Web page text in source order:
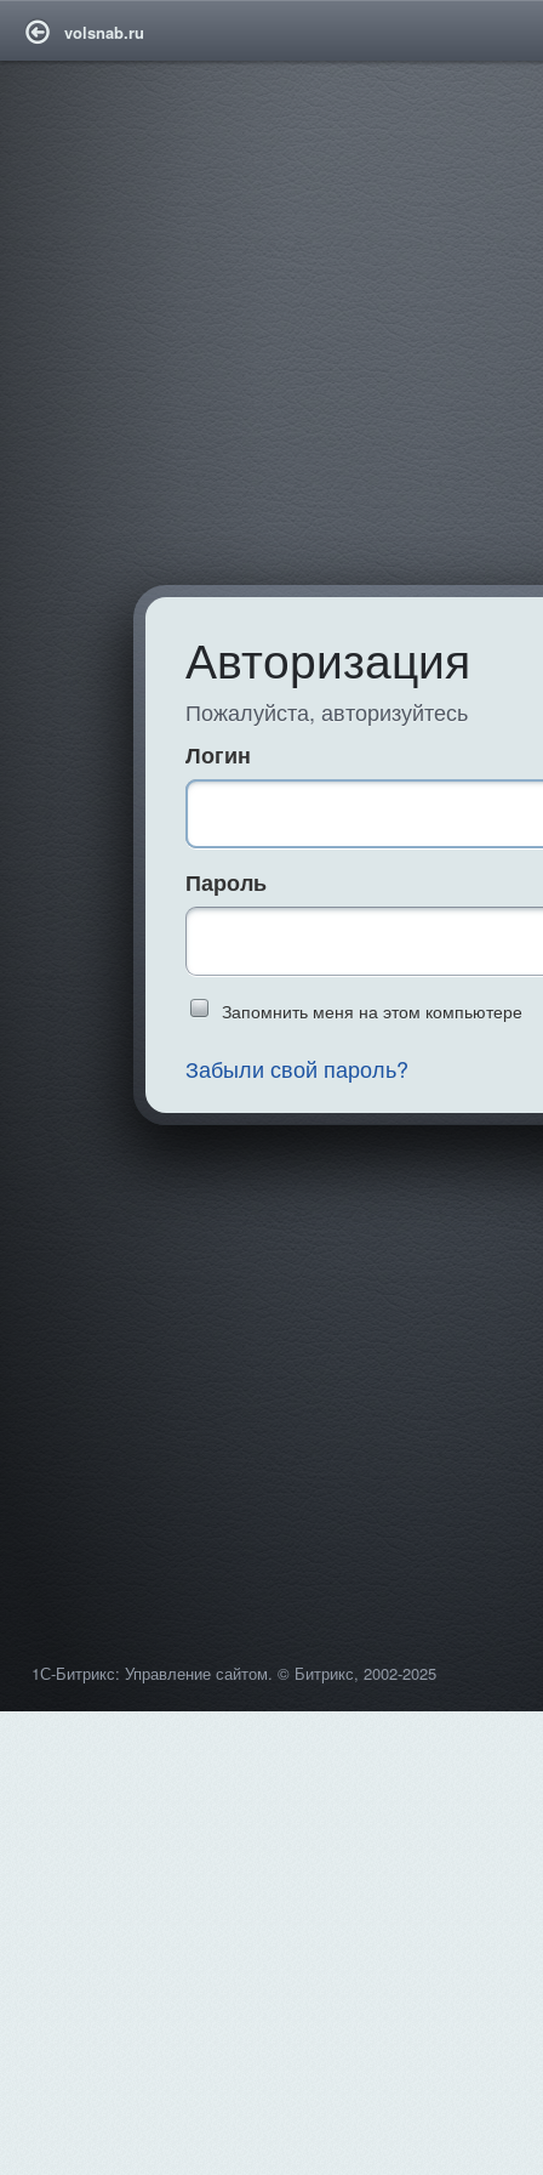
volsnab.ru
1С-Битрикс: Управление сайтом. © Битрикс, 2002-2025
Авторизация
Пожалуйста, авторизуйтесь
Логин
Пароль
Введите слово
Запомнить меня на этом компьютере
Забыли свой пароль?